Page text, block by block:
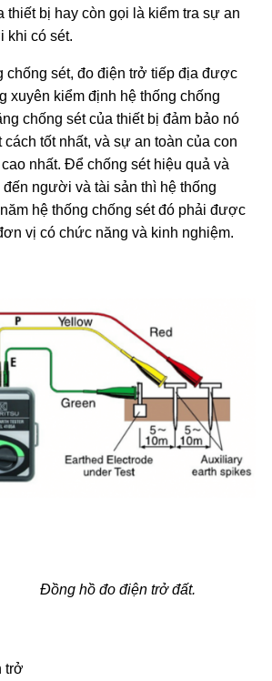
thiết bị hay còn gọi là kiểm tra sự an
khi có sét.
chống sét, đo điện trở tiếp địa được
xuyên kiểm định hệ thống chống
chống sét của thiết bị đảm bảo nó
cách tốt nhất, và sự an toàn của con
nhất. Để chống sét hiệu quả và
đến người và tài sản thì hệ thống
hệ thống chống sét đó phải được
vị có chức năng và kinh nghiệm.
Đồng hồ đo điện trở đất.
trở